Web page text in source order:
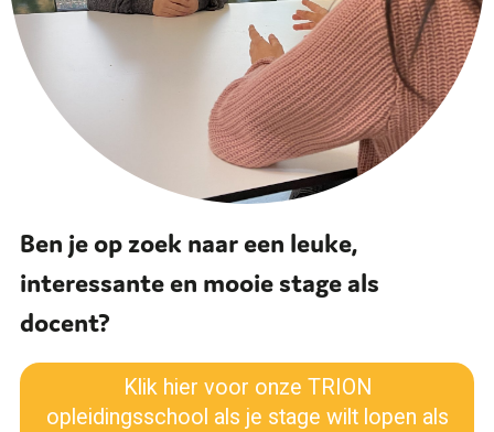
Ben je op zoek naar een leuke,
interessante en mooie stage als
docent?
Klik hier voor onze TRION
opleidingsschool als je stage wilt lopen als